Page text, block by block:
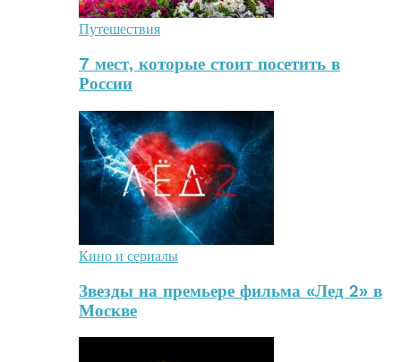
Путешествия
7 мест, которые стоит посетить в
России
Кино и сериалы
Звезды на премьере фильма «Лед 2» в
Москве